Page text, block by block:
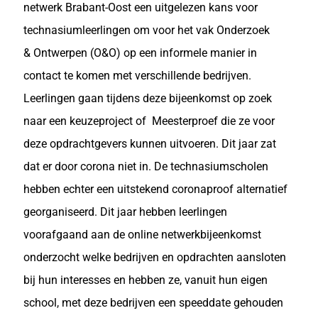
netwerk Brabant-Oost een uitgelezen kans voor
technasiumleerlingen om voor het vak Onderzoek
& Ontwerpen (O&O) op een informele manier in
contact te komen met verschillende bedrijven.
Leerlingen gaan tijdens deze bijeenkomst op zoek
naar een keuzeproject of Meesterproef die ze voor
deze opdrachtgevers kunnen uitvoeren. Dit jaar zat
dat er door corona niet in. De technasiumscholen
hebben echter een uitstekend coronaproof alternatief
georganiseerd. Dit jaar hebben leerlingen
voorafgaand aan de online netwerkbijeenkomst
onderzocht welke bedrijven en opdrachten aansloten
bij hun interesses en hebben ze, vanuit hun eigen
school, met deze bedrijven een speeddate gehouden